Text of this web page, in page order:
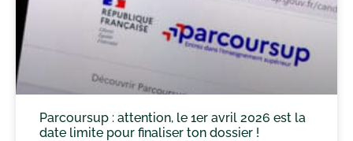
Parcoursup : attention, le 1er avril 2026 est la
date limite pour finaliser ton dossier !